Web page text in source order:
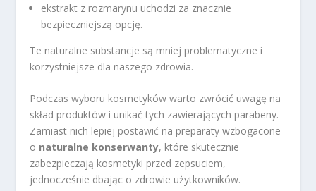
ekstrakt z rozmarynu uchodzi za znacznie
bezpieczniejszą opcję.
Te naturalne substancje są mniej problematyczne i
korzystniejsze dla naszego zdrowia.
Podczas wyboru kosmetyków warto zwrócić uwagę na
skład produktów i unikać tych zawierających parabeny.
Zamiast nich lepiej postawić na preparaty wzbogacone
o naturalne konserwanty, które skutecznie
zabezpieczają kosmetyki przed zepsuciem,
jednocześnie dbając o zdrowie użytkowników.